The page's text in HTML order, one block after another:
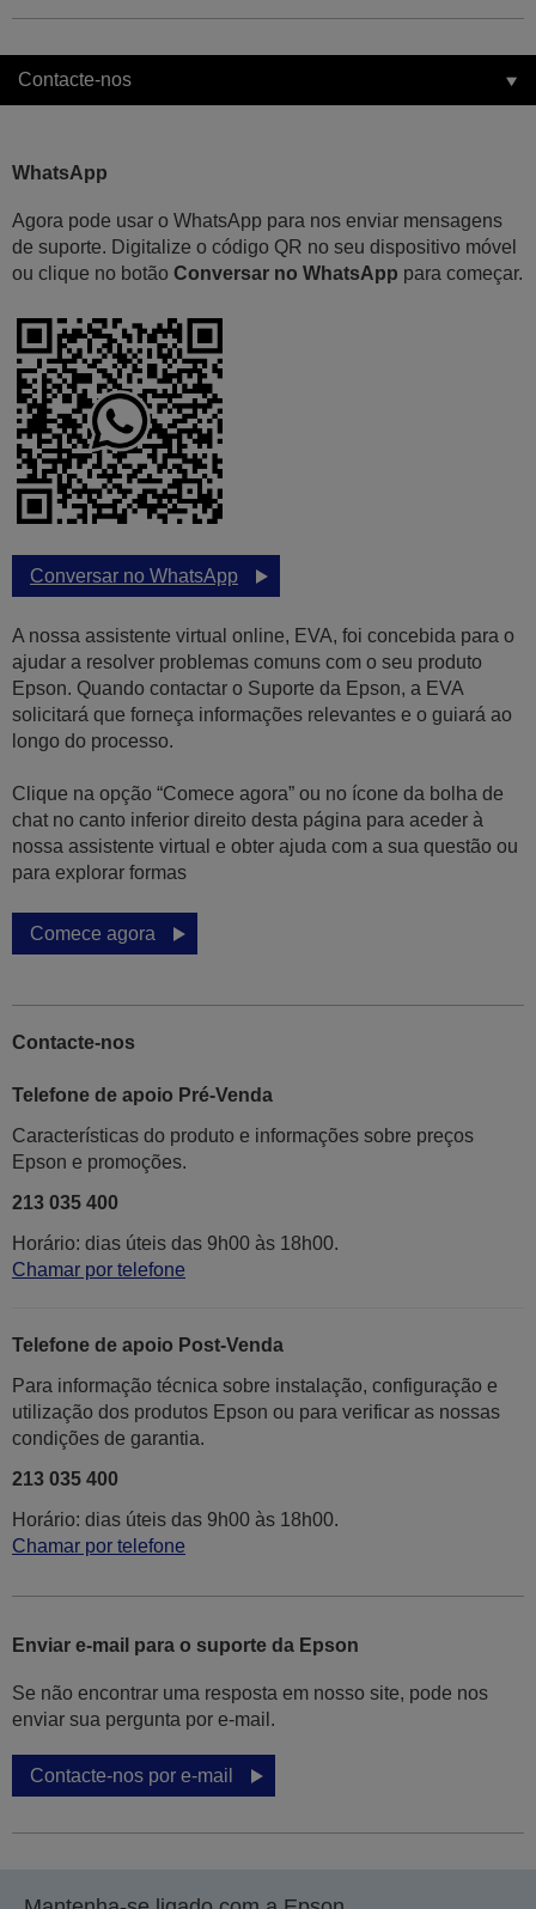
Contacte-nos
WhatsApp
Agora pode usar o WhatsApp para nos enviar mensagens
de suporte. Digitalize o código QR no seu dispositivo móvel
ou clique no botão Conversar no WhatsApp para começar.
Conversar no WhatsApp
A nossa assistente virtual online, EVA, foi concebida para o
ajudar a resolver problemas comuns com o seu produto
Epson. Quando contactar o Suporte da Epson, a EVA
solicitará que forneça informações relevantes e o guiará ao
longo do processo.
Clique na opção “Comece agora” ou no ícone da bolha de
chat no canto inferior direito desta página para aceder à
nossa assistente virtual e obter ajuda com a sua questão ou
para explorar formas
Comece agora
Contacte-nos
Telefone de apoio Pré-Venda
Características do produto e informações sobre preços
Epson e promoções.
213 035 400
Horário: dias úteis das 9h00 às 18h00.
Chamar por telefone
Telefone de apoio Post-Venda
Para informação técnica sobre instalação, configuração e
utilização dos produtos Epson ou para verificar as nossas
condições de garantia.
213 035 400
Horário: dias úteis das 9h00 às 18h00.
Chamar por telefone
Enviar e-mail para o suporte da Epson
Se não encontrar uma resposta em nosso site, pode nos
enviar sua pergunta por e-mail.
Contacte-nos por e-mail